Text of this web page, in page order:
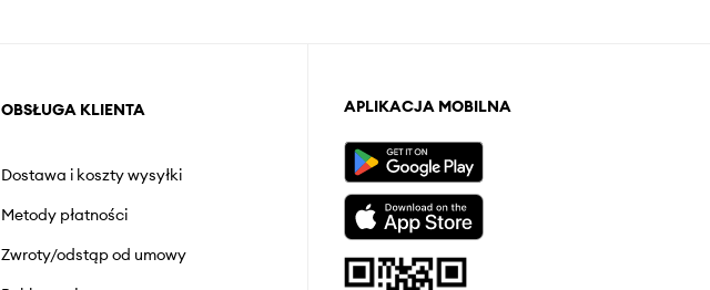
OBSŁUGA KLIENTA
Dostawa i koszty wysyłki
Metody płatności
Zwroty/odstąp od umowy
APLIKACJA MOBILNA